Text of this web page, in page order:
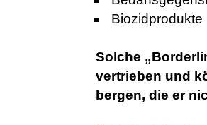
Biozidprodukte
Solche
vertrieben und
bergen, die er